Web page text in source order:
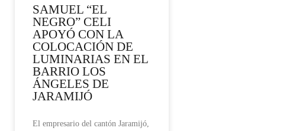
SAMUEL “EL
NEGRO” CELI
APOYÓ CON LA
COLOCACIÓN DE
LUMINARIAS EN EL
BARRIO LOS
ÁNGELES DE
JARAMIJÓ
El empresario del cantón Jaramijó,